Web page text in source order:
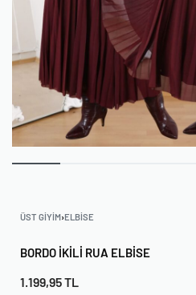
ÜST GIYIM›ELBISE
BORDO İKILI RUA ELBISE
1.199,95TL